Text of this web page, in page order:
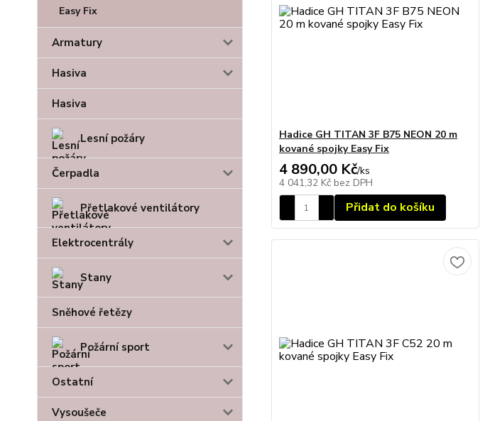
Easy Fix
Armatury
Hasiva
Hasiva
Lesní požáry
Čerpadla
Přetlakové ventilátory
Elektrocentrály
Stany
Sněhové řetězy
Požární sport
Ostatní
Vysoušeče
Hadice GH TITAN 3F B75 NEON 20 m
kované spojky Easy Fix
4 890,00 Kč/ks
4 041,32 Kč bez DPH
Přidat do košíku